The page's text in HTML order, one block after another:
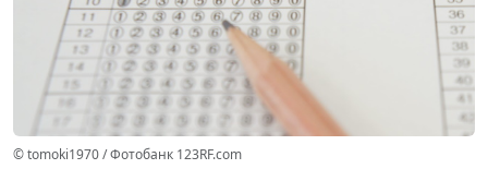
© tomoki1970 / Фотобанк 123RF.com